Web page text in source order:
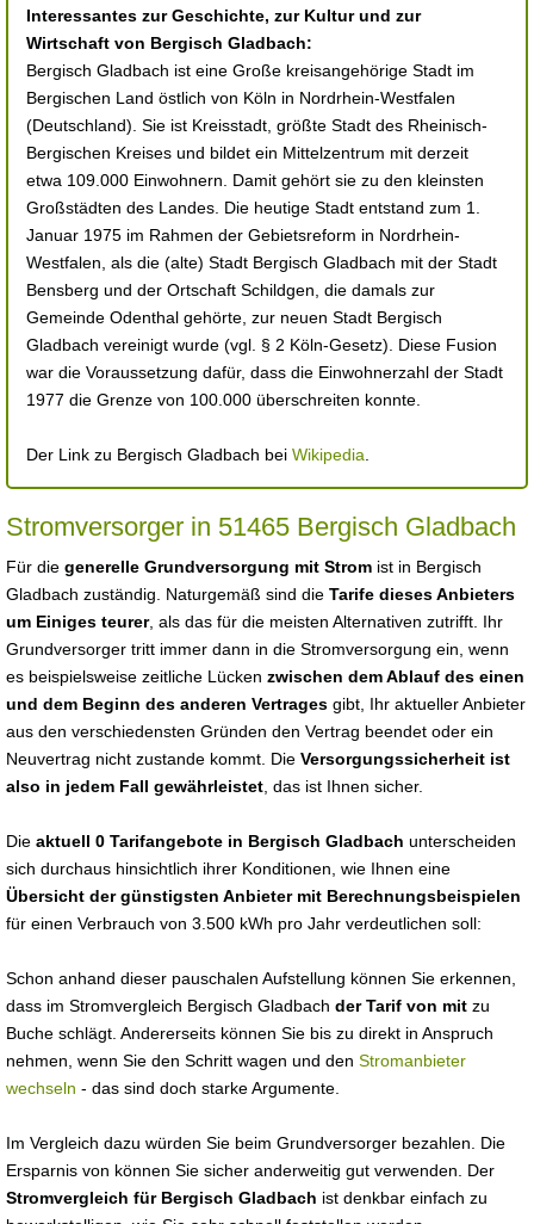
Interessantes zur Geschichte, zur Kultur und zur
Wirtschaft von Bergisch Gladbach:
Bergisch Gladbach ist eine Große kreisangehörige Stadt im
Bergischen Land östlich von Köln in Nordrhein-Westfalen
(Deutschland). Sie ist Kreisstadt, größte Stadt des Rheinisch-
Bergischen Kreises und bildet ein Mittelzentrum mit derzeit
etwa 109.000 Einwohnern. Damit gehört sie zu den kleinsten
Großstädten des Landes. Die heutige Stadt entstand zum 1.
Januar 1975 im Rahmen der Gebietsreform in Nordrhein-
Westfalen, als die (alte) Stadt Bergisch Gladbach mit der Stadt
Bensberg und der Ortschaft Schildgen, die damals zur
Gemeinde Odenthal gehörte, zur neuen Stadt Bergisch
Gladbach vereinigt wurde (vgl. § 2 Köln-Gesetz). Diese Fusion
war die Voraussetzung dafür, dass die Einwohnerzahl der Stadt
1977 die Grenze von 100.000 überschreiten konnte.
Der Link zu Bergisch Gladbach bei Wikipedia
Stromversorger in 51465 Bergisch Gladbach
Für die generelle Grundversorgung mit Strom ist in Bergisch
Gladbach zuständig. Naturgemäß sind die Tarife dieses Anbieters
um Einiges teurer, als das für die meisten Alternativen zutrifft. Ihr
Grundversorger tritt immer dann in die Stromversorgung ein, wenn
es beispielsweise zeitliche Lücken zwischen dem Ablauf des einen
und dem Beginn des anderen Vertrages gibt, Ihr aktueller Anbieter
aus den verschiedensten Gründen den Vertrag beendet oder ein
Neuvertrag nicht zustande kommt. Die Versorgungssicherheit ist
also in jedem Fall gewährleistet , das ist Ihnen sicher.
Die aktuell 0 Tarifangebote in Bergisch Gladbach unterscheiden
sich durchaus hinsichtlich ihrer Konditionen, wie Ihnen eine
Übersicht der günstigsten Anbieter mit Berechnungsbeispielen
für einen Verbrauch von 3.500 kWh pro Jahr verdeutlichen soll:
Schon anhand dieser pauschalen Aufstellung können Sie erkennen,
dass im Stromvergleich Bergisch Gladbach der Tarif von mit zu
Buche schlägt. Andererseits können Sie bis zu direkt in Anspruch
nehmen, wenn Sie den Schritt wagen und den Stromanbieter
wechseln - das sind doch starke Argumente.
Im Vergleich dazu würden Sie beim Grundversorger bezahlen. Die
Ersparnis von können Sie sicher anderweitig gut verwenden. Der
Stromvergleich für Bergisch Gladbach ist denkbar einfach zu